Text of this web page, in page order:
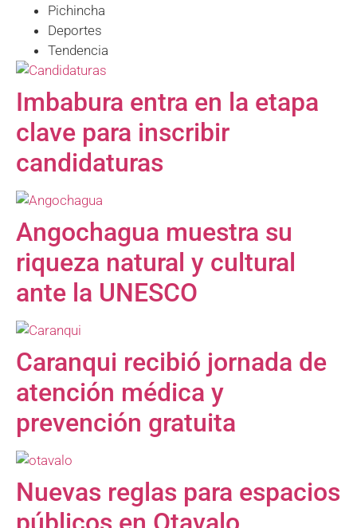
Pichincha
Deportes
Tendencia
Imbabura entra en la etapa
clave para inscribir
candidaturas
Angochagua muestra su
riqueza natural y cultural
ante la UNESCO
Caranqui recibió jornada de
atención médica y
prevención gratuita
Nuevas reglas para espacios